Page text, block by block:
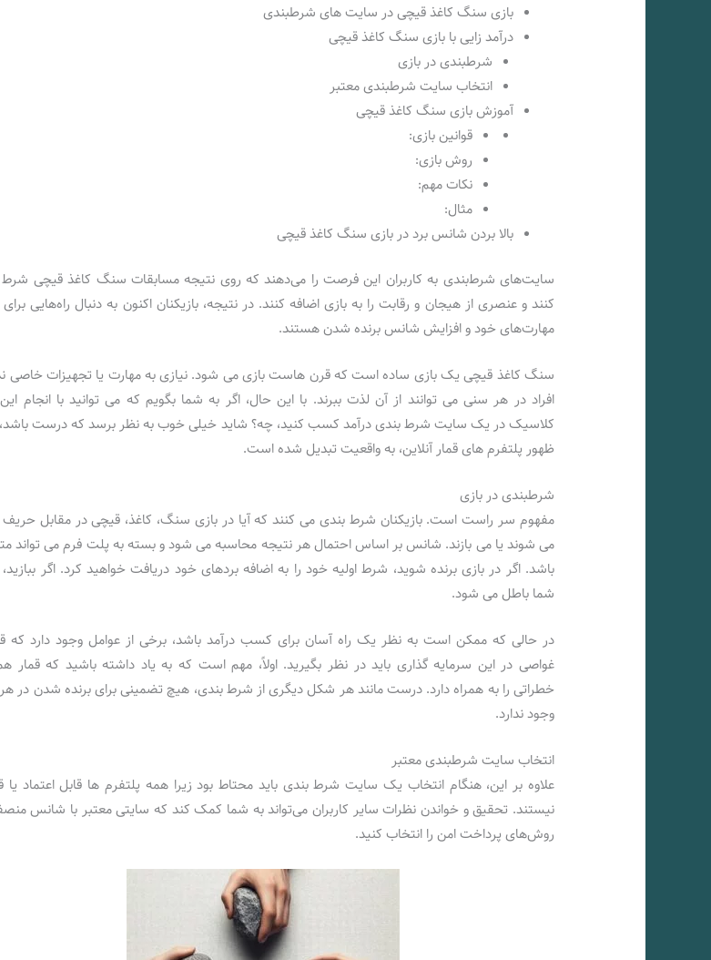
بازی سنگ کاغذ قیچی در سایت های شرطبندی
درآمد زایی با بازی سنگ کاغذ قیچی
شرطبندی در بازی
انتخاب سایت شرطبندی معتبر
آموزش بازی سنگ کاغذ قیچی
قوانین بازی:
روش بازی:
نکات مهم:
مثال:
بالا بردن شانس برد در بازی سنگ کاغذ قیچی
سایت‌های شرط‌بندی به کاربران این فرصت را می‌دهند که روی نتیجه مسابقات سنگ کاغذ قیچی
کنند و عنصری از هیجان و رقابت را به بازی اضافه کنند. در نتیجه، بازیکنان اکنون به دنبال راه‌هایی برای
مهارت‌های خود و افزایش شانس برنده شدن هستند.
سنگ کاغذ قیچی یک بازی ساده است که قرن هاست بازی می شود. نیازی به مهارت یا تجهیزات خاصی
افراد در هر سنی می توانند از آن لذت ببرند. با این حال، اگر به شما بگویم که می توانید با انجام
کلاسیک در یک سایت شرط بندی درآمد کسب کنید، چه؟ شاید خیلی خوب به نظر برسد که درست باشد،
ظهور پلتفرم های قمار آنلاین، به واقعیت تبدیل شده است.
شرطبندی در بازی
مفهوم سر راست است. بازیکنان شرط بندی می کنند که آیا در بازی سنگ، کاغذ، قیچی در مقابل حریف
می شوند یا می بازند. شانس بر اساس احتمال هر نتیجه محاسبه می شود و بسته به پلت فرم می تواند
باشد. اگر در بازی برنده شوید، شرط اولیه خود را به اضافه بردهای خود دریافت خواهید کرد. اگر
شما باطل می شود.
در حالی که ممکن است به نظر یک راه آسان برای کسب درآمد باشد، برخی از عوامل وجود دارد که
غواصی در این سرمایه گذاری باید در نظر بگیرید. اولاً، مهم است که به یاد داشته باشید که قمار
خطراتی را به همراه دارد. درست مانند هر شکل دیگری از شرط بندی، هیچ تضمینی برای برنده شدن در
وجود ندارد.
انتخاب سایت شرطبندی معتبر
علاوه بر این، هنگام انتخاب یک سایت شرط بندی باید محتاط بود زیرا همه پلتفرم ها قابل اعتماد یا
نیستند. تحقیق و خواندن نظرات سایر کاربران می‌تواند به شما کمک کند که سایتی معتبر با شانس
روش‌های پرداخت امن را انتخاب کنید.